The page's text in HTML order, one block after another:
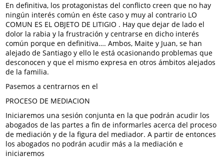
En definitiva, los protagonistas del conflicto creen que no hay
ningún interés común en éste caso y muy al contrario LO
COMUN ES EL OBJETO DE LITIGIO . Hay que dejar de lado el
dolor la rabia y la frustración y centrarse en dicho interés
común porque en definitiva…. Ambos, Maite y Juan, se han
alejado de Santiago y ello le está ocasionando problemas que
desconocen y que el mismo expresa en otros ámbitos alejados
de la familia.
Pasemos a centrarnos en el
PROCESO DE MEDIACION
Iniciaremos una sesión conjunta en la que podrán acudir los
abogados de las partes a fin de informarles acerca del proceso
de mediación y de la figura del mediador. A partir de entonces
los abogados no podrán acudir más a la mediación e
iniciaremos